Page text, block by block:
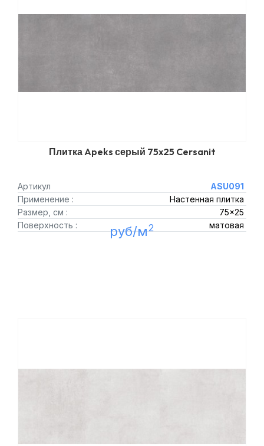
Плитка Apeks серый 75x25 Cersanit
Артикул
ASU091
Применение :
Настенная плитка
Размер, см :
75x25
Поверхность :
матовая
руб/м2